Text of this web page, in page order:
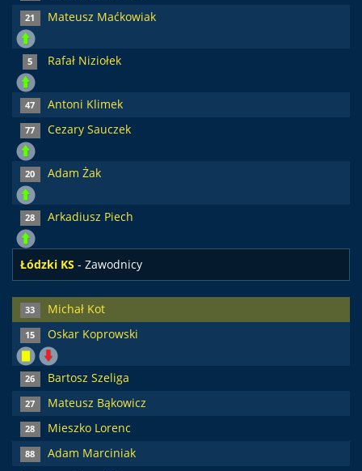
21 Mateusz Maćkowiak
5 Rafał Niziołek
47 Antoni Klimek
77 Cezary Sauczek
20 Adam Żak
28 Arkadiusz Piech
Łódzki KS - Zawodnicy
33 Michał Kot
15 Oskar Koprowski
26 Bartosz Szeliga
27 Mateusz Bąkowicz
28 Mieszko Lorenc
88 Adam Marciniak